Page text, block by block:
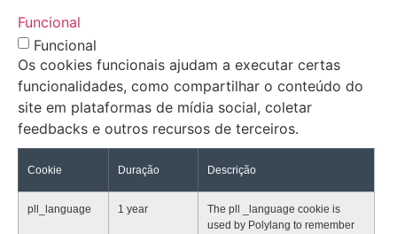
Funcional
Funcional
Os cookies funcionais ajudam a executar certas
funcionalidades, como compartilhar o conteúdo do
site em plataformas de mídia social, coletar
feedbacks e outros recursos de terceiros.
Cookie Duração Descrição
pll_language 1 year
The pll _language cookie is
used by Polylang to remember